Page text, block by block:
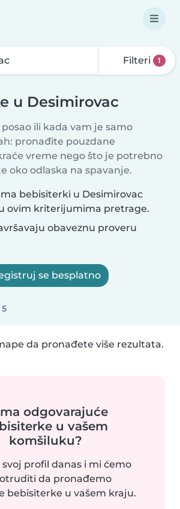
Filteri 1
u Desimirovac
posao ili kada vam je samo
pronađite pouzdane
vreme nego što je potrebno
oko odlaska na spavanje.
bebisiterki u Desimirovac
ovim kriterijumima pretrage.
obaveznu proveru
se besplatno
da pronađete više rezultata.
odgovarajuće
u vašem
komšiluku?
profil danas i mi ćemo
da pronađemo
bebisiterke u vašem kraju.